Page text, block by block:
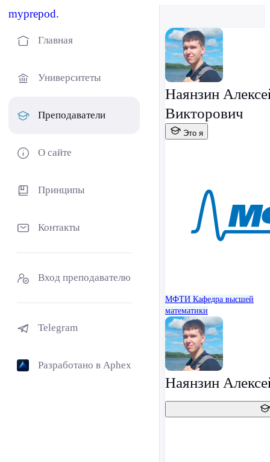
myprepod.
Главная
Университеты
Преподаватели
О сайте
Принципы
Контакты
Вход преподавателю
Telegram
Разработано в Aphex
Наянзин
Викторович
Это я
МФТИ Кафедра высшей
математики
Наянзин